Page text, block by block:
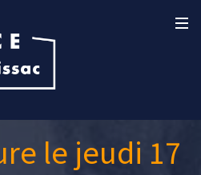
le jeudi 17